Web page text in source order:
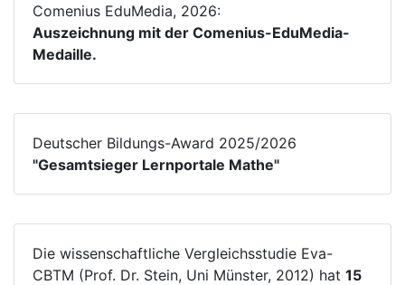
Comenius EduMedia, 2026:
Auszeichnung mit der Comenius-EduMedia-
Medaille.
Deutscher Bildungs-Award 2025/2026
"Gesamtsieger Lernportale Mathe"
Die wissenschaftliche Vergleichsstudie Eva-
CBTM (Prof. Dr. Stein, Uni Münster, 2012) hat 15